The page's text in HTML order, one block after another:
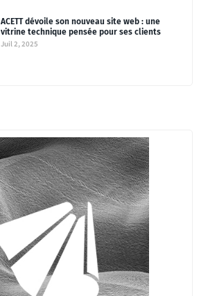
ACETT dévoile son nouveau site web : une
vitrine technique pensée pour ses clients
Juil 2, 2025